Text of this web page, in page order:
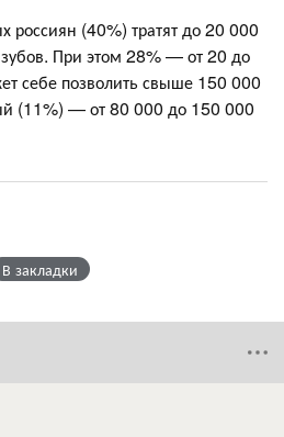
россиян (40%) тратят до 20 000
При этом 28% — от 20 до
себе позволить свыше 150 000
(11%) — от 80 000 до 150 000
В закладки